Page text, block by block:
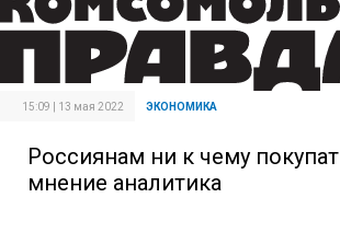
15:09 | 13 мая 2022 ЭКОНОМИКА
Россиянам ни к чему
мнение аналитика